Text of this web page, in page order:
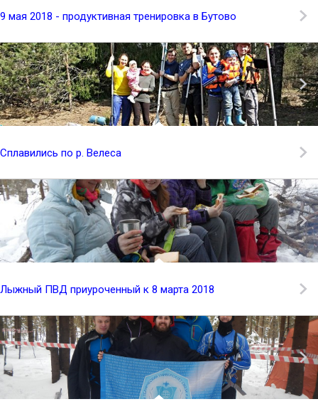
9 мая 2018 - продуктивная тренировка в Бутово
Сплавились по р. Велеса
Лыжный ПВД приуроченный к 8 марта 2018